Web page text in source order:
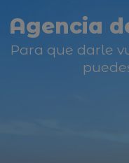
Agencia
Para que darle